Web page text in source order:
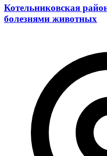
Котельниковская
болезнями животных